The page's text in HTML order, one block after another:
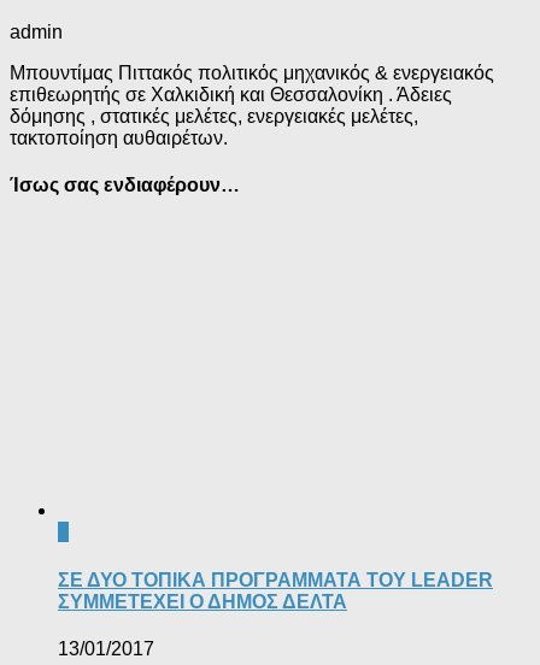
admin
Μπουντίμας Πιττακός πολιτικός μηχανικός & ενεργειακός
επιθεωρητής σε Χαλκιδική και Θεσσαλονίκη . Άδειες
δόμησης , στατικές μελέτες, ενεργειακές μελέτες,
τακτοποίηση αυθαιρέτων.
Ίσως σας ενδιαφέρουν…
ΣΕ ΔΥΟ ΤΟΠΙΚΑ ΠΡΟΓΡΑΜΜΑΤΑ ΤΟΥ LEADER
ΣΥΜΜΕΤΕΧΕΙ Ο ΔΗΜΟΣ ΔΕΛΤΑ
13/01/2017